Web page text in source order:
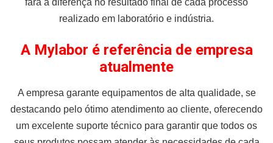
fará a diferença no resultado final de cada processo
realizado em laboratório e indústria.
A Mylabor é referência de empresa
atualmente
A empresa garante equipamentos de alta qualidade, se
destacando pelo ótimo atendimento ao cliente, oferecendo
um excelente suporte técnico para garantir que todos os